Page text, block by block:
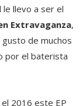
le llevo a ser el
Extravaganza,
de muchos
por el baterista
2016 este EP